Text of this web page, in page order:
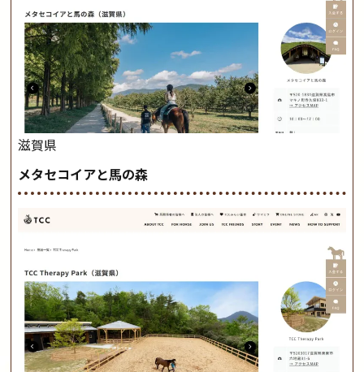
滋賀県
メタセコイアと馬の森